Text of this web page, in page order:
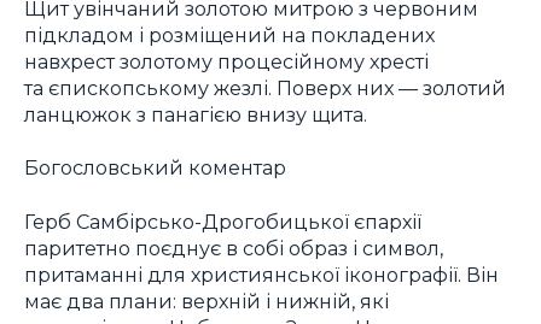
Щит увінчаний золотою митрою з червоним
підкладом і розміщений на покладених
навхрест золотому процесійному хресті
та єпископському жезлі. Поверх них — золотий
ланцюжок з панагією внизу щита.
Богословський коментар
Герб Самбірсько-Дрогобицької єпархії
паритетно поєднує в собі образ і символ,
притаманні для християнської іконографії. Він
має два плани: верхній і нижній, які